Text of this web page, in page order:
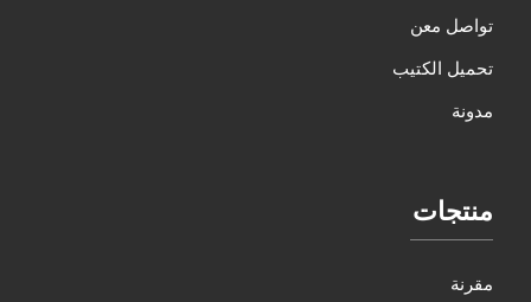
تواصل معن
تحميل الكتيب
مدونة
منتجات
مقرنة